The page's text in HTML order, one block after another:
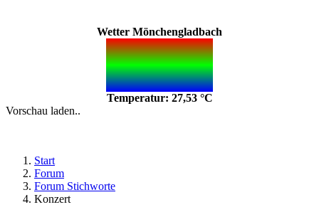
Wetter Mönchengladbach
Temperatur: 27,53 °C
Vorschau laden..
Start
Forum
Forum Stichworte
Konzert